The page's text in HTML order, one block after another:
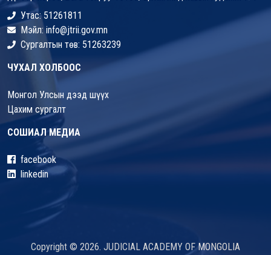
Утас: 51261811
Мэйл: info@jtrii.gov.mn
Сургалтын төв: 51263239
ЧУХАЛ ХОЛБООС
Монгол Улсын дээд шүүх
Цахим сургалт
СОШИАЛ МЕДИА
facebook
linkedin
Copyright © 2026. JUDICIAL ACADEMY OF MONGOLIA